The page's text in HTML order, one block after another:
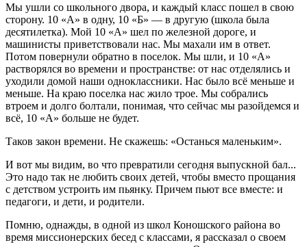
Мы ушли со школьного двора, и каждый класс пошел в свою
сторону. 10 «А» в одну, 10 «Б» — в другую (школа была
десятилетка). Мой 10 «А» шел по железной дороге, и
машинисты приветствовали нас. Мы махали им в ответ.
Потом повернули обратно в поселок. Мы шли, и 10 «А»
растворялся во времени и пространстве: от нас отделялись и
уходили домой наши одноклассники. Нас было всё меньше и
меньше. На краю поселка нас жило трое. Мы собрались
втроем и долго болтали, понимая, что сейчас мы разойдемся и
всё, 10 «А» больше не будет.
Таков закон времени. Не скажешь: «Останься маленьким».
И вот мы видим, во что превратили сегодня выпускной бал...
Это надо так не любить своих детей, чтобы вместо прощания
с детством устроить им пьянку. Причем пьют все вместе: и
педагоги, и дети, и родители.
Помню, однажды, в одной из школ Коношского района во
время миссионерских бесед с классами, я рассказал о своем